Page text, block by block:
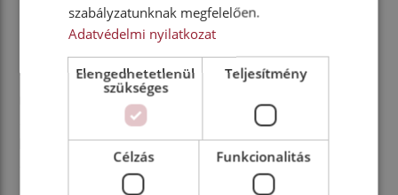
300 lóerejével és 16,5 tonna össztömegével a
magdeburgi hulladékkezelés számára készült Unimog
célgép komoly teherbírással kombinálja nagy
teljesítményű segédhajtásait. Igazi high-tech
megoldás integrált UNI-TOUCH kezelési rendszere,
amely a napi munkát nagyban megkönnyítve
kihajtható érintőképernyőjén teszi lehetővé az
összetett munkafolyamatok intuitív vezérlését.
szabályzatunknak megfelelően.
Adatvédelmi nyilatkozat
Elengedhetetlenül
szükséges
Teljesítmény
Célzás Funkcionalitás